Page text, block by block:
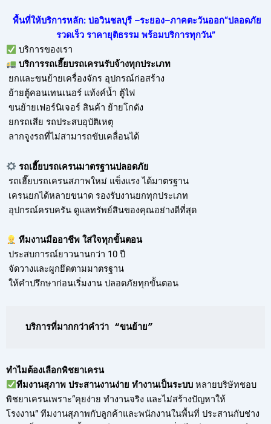
พื้นที่ให้บริการหลัก: บ่อวินชลบุรี –ระยอง–ภาคตะวันออก“ปลอดภัย
รวดเร็ว ราคายุติธรรม พร้อมบริการทุกวัน”
บริการของเรา
บริการรถเฮี๊ยบรถเครนรับจ้างทุกประเภท
ยกและขนย้ายเครื่องจักร อุปกรณ์ก่อสร้าง
ย้ายตู้คอนเทนเนอร์ แท้งค์น้ำ ตู้ไฟ
ขนย้ายเฟอร์นิเจอร์ สินค้า ย้ายโกดัง
ยกรถเสีย รถประสบอุบัติเหตุ
ลากจูงรถที่ไม่สามารถขับเคลื่อนได้
รถเฮี๊ยบรถเครนมาตรฐานปลอดภัย
รถเฮี๊ยบรถเครนสภาพใหม่ แข็งแรง ได้มาตรฐาน
เครนยกได้หลายขนาด รองรับงานยกทุกประเภท
อุปกรณ์ครบครัน ดูแลทรัพย์สินของคุณอย่างดีที่สุด
ทีมงานมืออาชีพ ใส่ใจทุกขั้นตอน
ประสบการณ์ยาวนานกว่า 10 ปี
จัดวางและผูกยึดตามมาตรฐาน
ให้คำปรึกษาก่อนเริ่มงาน ปลอดภัยทุกขั้นตอน
บริการที่มากกว่าคำว่า “ขนย้าย”
ทำไมต้องเลือกพิชยาเครน
ทีมงานสุภาพ ประสานงานง่าย ทำงานเป็นระบบ หลายบริษัทชอบ
พิชยาเครนเพราะ“คุยง่าย ทำงานจริง และไม่สร้างปัญหาให้
โรงงาน” ทีมงานสุภาพกับลูกค้าและพนักงานในพื้นที่ ประสานกับช่าง